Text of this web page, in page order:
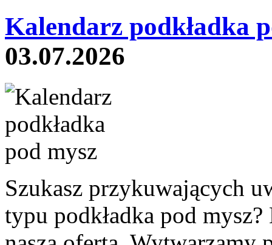
Kalendarz podkładka
03.07.2026
Szukasz przykuwających
typu podkładka pod